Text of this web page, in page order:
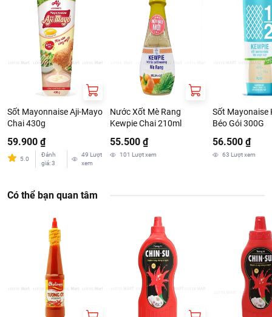
Địa chỉ: Lô G-3-CN, Đường NA1, KCN Mỹ Phước 2, phường Mỹ
Phước, thành phố Bến Cát, tỉnh Bình Dương, Việt Nam
Thông tin nhà cung cấp:
Tên công ty: CONG TY TNHH OTOKI VIET NAM
Địa chỉ: Lô G-3-CN, Đường NA1, KCN Mỹ Phước 2, phường Mỹ
Sốt Mayonnaise Aji-Mayo
Chai 430g
59.900 ₫
5.0
Đánh
giá:3
49 Lượt
xem
Nước Xốt Mè Rang
Kewpie Chai 210ml
55.500 ₫
101 Lượt xem
Sốt Mayonaise
Béo Gói 300G
56.500 ₫
63 Lượt xem
Có thể bạn quan tâm